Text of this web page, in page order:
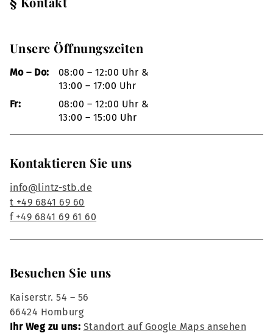
Unsere Öffnungszeiten
Mo – Do:
08:00 – 12:00 Uhr &
13:00 – 17:00 Uhr
Fr:
08:00 – 12:00 Uhr &
13:00 – 15:00 Uhr
Kontaktieren Sie uns
info@lintz-stb.de
t +49 6841 69 60
f +49 6841 69 61 60
Besuchen Sie uns
Kaiserstr. 54 – 56
66424 Homburg
Ihr Weg zu uns: Standort auf Google Maps ansehen